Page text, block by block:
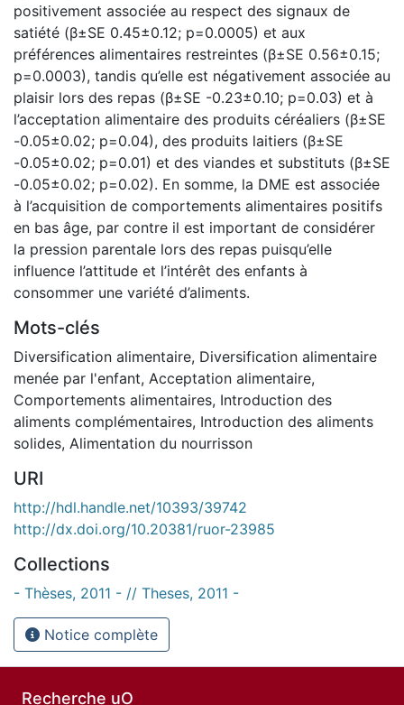
positivement associée au respect des signaux de
satiété (β±SE 0.45±0.12; p=0.0005) et aux
préférences alimentaires restreintes (β±SE 0.56±0.15;
p=0.0003), tandis qu’elle est négativement associée au
plaisir lors des repas (β±SE -0.23±0.10; p=0.03) et à
l’acceptation alimentaire des produits céréaliers (β±SE
-0.05±0.02; p=0.04), des produits laitiers (β±SE
-0.05±0.02; p=0.01) et des viandes et substituts (β±SE
-0.05±0.02; p=0.02). En somme, la DME est associée
à l’acquisition de comportements alimentaires positifs
en bas âge, par contre il est important de considérer
la pression parentale lors des repas puisqu’elle
influence l’attitude et l’intérêt des enfants à
consommer une variété d’aliments.
Mots-clés
Diversification alimentaire, Diversification alimentaire
menée par l'enfant, Acceptation alimentaire,
Comportements alimentaires, Introduction des
aliments complémentaires, Introduction des aliments
solides, Alimentation du nourrisson
URI
http://hdl.handle.net/10393/39742
http://dx.doi.org/10.20381/ruor-23985
Collections
- Thèses, 2011 - // Theses, 2011 -
Notice complète
Recherche uO